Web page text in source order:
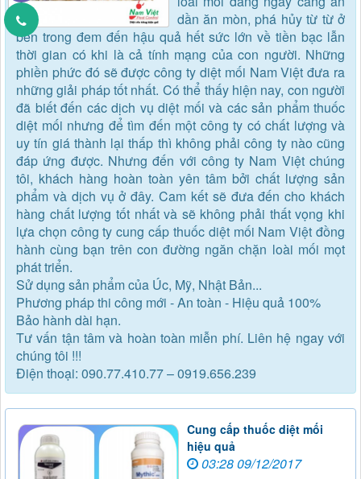
dần ăn mòn, phá hủy từ từ ở
bên trong đem đến hậu quả hết sức lớn về tiền bạc lẫn
thời gian có khi là cả tính mạng của con người. Những
phiền phức đó sẽ được công ty diệt mối Nam Việt đưa ra
những giải pháp tốt nhất. Có thể thấy hiện nay, con người
đã biết đến các dịch vụ diệt mối và các sản phẩm thuốc
diệt mối nhưng để tìm đến một công ty có chất lượng và
uy tín giá thành lại thấp thì không phải công ty nào cũng
đáp ứng được. Nhưng đến với công ty Nam Việt chúng
tôi, khách hàng hoàn toàn yên tâm bởi chất lượng sản
phẩm và dịch vụ ở đây. Cam kết sẽ đưa đến cho khách
hàng chất lượng tốt nhất và sẽ không phải thất vọng khi
lựa chọn công ty cung cấp thuốc diệt mối Nam Việt đồng
hành cùng bạn trên con đường ngăn chặn loài mối mọt
phát triển.
Sử dụng sản phẩm của Úc, Mỹ, Nhật Bản...
Phương pháp thi công mới - An toàn - Hiệu quả 100%
Bảo hành dài hạn.
Tư vấn tận tâm và hoàn toàn miễn phí. Liên hệ ngay với
chúng tôi !!!
Điện thoại: 090.77.410.77 – 0919.656.239
Cung cấp thuốc diệt mối
hiệu quả
03:28 09/12/2017